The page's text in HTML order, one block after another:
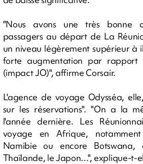
"Nous avons une très bonne
passagers au départ de La
un niveau légèrement supérieur à
forte augmentation par rapport
(impact JO)", affirme Corsair.
L'agence de voyage Odysséa,
sur les réservations". "On a la
l'année dernière. Les
voyage en Afrique,
Namibie ou encore
Thaïlande, le Japon…", explique-t-